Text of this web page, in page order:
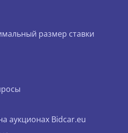
размер ставки
аукционах Bidcar.eu